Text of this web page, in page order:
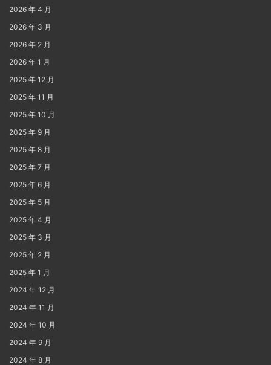
2026 年 4 月
2026 年 3 月
2026 年 2 月
2026 年 1 月
2025 年 12 月
2025 年 11 月
2025 年 10 月
2025 年 9 月
2025 年 8 月
2025 年 7 月
2025 年 6 月
2025 年 5 月
2025 年 4 月
2025 年 3 月
2025 年 2 月
2025 年 1 月
2024 年 12 月
2024 年 11 月
2024 年 10 月
2024 年 9 月
2024 年 8 月